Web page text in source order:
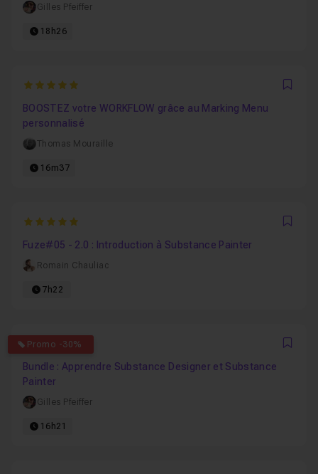
Gilles Pfeiffer
18h26
5
BOOSTEZ votre WORKFLOW grâce au Marking Menu
personnalisé
Thomas Mouraille
16m37
5
Fuze#05 - 2.0 : Introduction à Substance Painter
Romain Chauliac
7h22
Promo -30%
4.6
Bundle : Apprendre Substance Designer et Substance
Painter
Gilles Pfeiffer
16h21